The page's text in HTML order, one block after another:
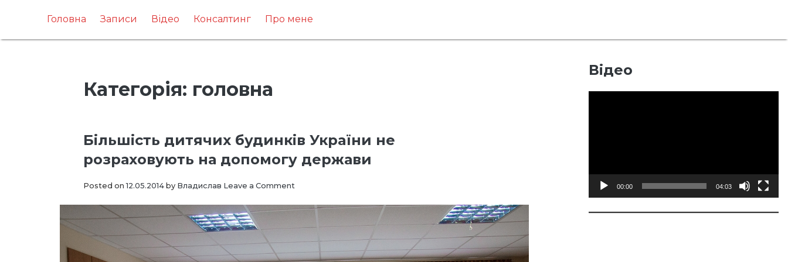
Головна Записи Відео Консалтинг Про мене
Категорія: головна
Більшість дитячих будинків України не
розраховують на допомогу держави
Posted on12.05.2014 by Владислав Leave a Comment
дитячих
розраховують
на
Відео
00:00 04:03